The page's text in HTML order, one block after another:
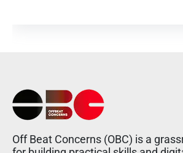
Off Beat Concerns (OBC) is a